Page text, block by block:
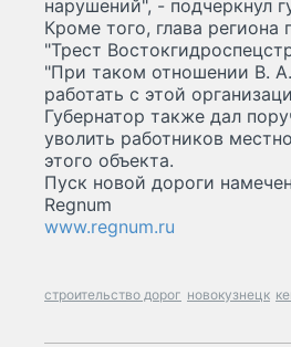
нарушений", - подчеркнул
Кроме того, глава
"Трест
"При таком отношении В.
работать с этой
Губернатор также дал
уволить работников
этого объекта.
Пуск новой дороги
Regnum
www.regnum.ru
строительство дорог новокузнецк